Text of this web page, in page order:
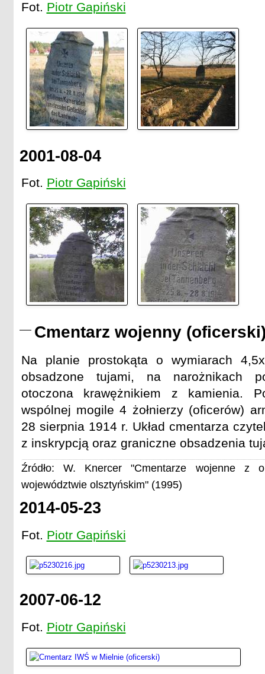
Fot. Piotr Gapiński
2001-08-04
Fot. Piotr Gapiński
Cmentarz wojenny
Na planie prostokąta o wymiarach
obsadzone tujami, na narożnikach
otoczona krawężnikiem z kamienia.
wspólnej mogile 4 żołnierzy (oficerów)
28 sierpnia 1914 r. Układ cmentarza
z inskrypcją oraz graniczne obsadzenia
Źródło: W. Knercer "Cmentarze wojenne z
województwie olsztyńskim" (1995)
2014-05-23
Fot. Piotr Gapiński
2007-06-12
Fot. Piotr Gapiński